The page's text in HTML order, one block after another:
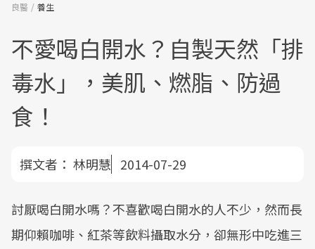
良醫 養生
不愛喝白開水？自製天然「排
毒水」，美肌、燃脂、防過
食！
撰文者： 林明慧 2014-07-29
討厭喝白開水嗎？不喜歡喝白開水的人不少，然而長
期仰賴咖啡、紅茶等飲料攝取水分，卻無形中吃進三